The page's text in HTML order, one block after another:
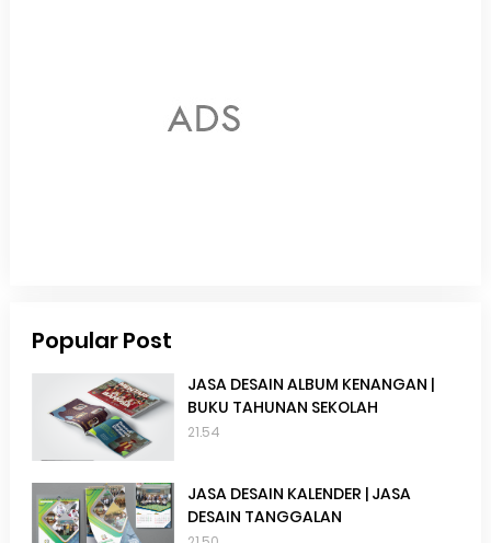
Popular Post
JASA DESAIN ALBUM KENANGAN |
BUKU TAHUNAN SEKOLAH
21.54
JASA DESAIN KALENDER | JASA
DESAIN TANGGALAN